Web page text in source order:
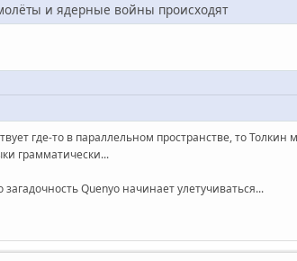
и ядерные войны происходят
где-то в параллельном пространстве, то
грамматически...
Quenyo начинает улетучиваться...